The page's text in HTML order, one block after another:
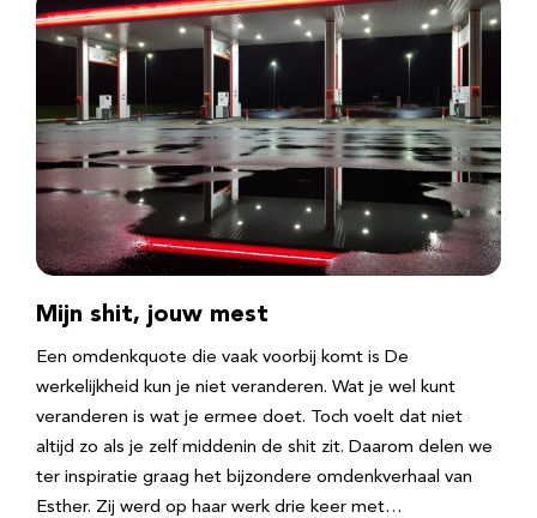
Mijn shit, jouw mest
Een omdenkquote die vaak voorbij komt is De
werkelijkheid kun je niet veranderen. Wat je wel kunt
veranderen is wat je ermee doet. Toch voelt dat niet
altijd zo als je zelf middenin de shit zit. Daarom delen we
ter inspiratie graag het bijzondere omdenkverhaal van
Esther. Zij werd op haar werk drie keer met…